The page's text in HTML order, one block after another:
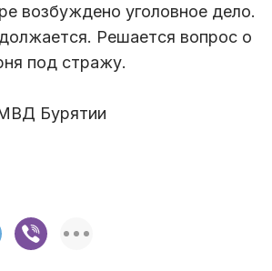
возбуждено уголовное дело.
Решается вопрос о
под стражу.
Бурятии